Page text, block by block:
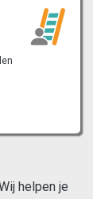
helpen je